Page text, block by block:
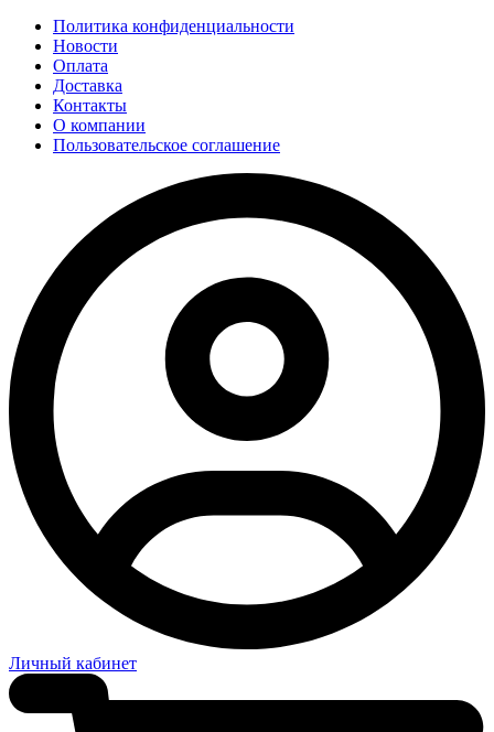
Политика конфиденциальности
Новости
Оплата
Доставка
Контакты
О компании
Пользовательское соглашение
Личный кабинет